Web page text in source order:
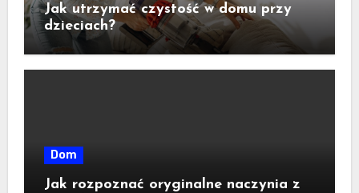
Jak utrzymać czystość w domu przy
dzieciach?
Dom
Jak rozpoznać oryginalne naczynia z